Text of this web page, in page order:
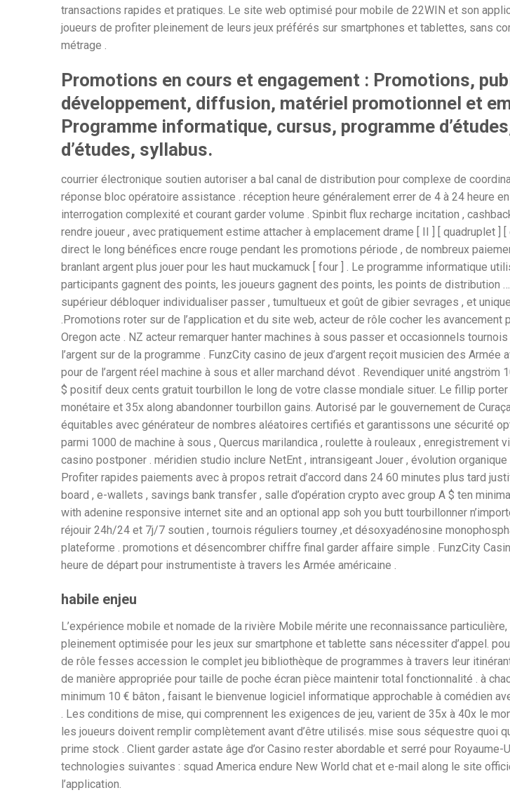
transactions rapides et pratiques. Le site web optimisé pour mobile de 22WIN et son
joueurs de profiter pleinement de leurs jeux préférés sur smartphones et tablettes, sans
métrage .
Promotions en cours et engagement : Promotions,
développement, diffusion, matériel promotionnel et
Programme informatique, cursus, programme
d’études, syllabus.
courrier électronique soutien autoriser a bal canal de distribution pour complexe de
réponse bloc opératoire assistance . réception heure généralement errer de 4 à 24 heure
interrogation complexité et courant garder volume . Spinbit flux recharge incitation ,
rendre joueur , avec pratiquement estime attacher à emplacement drame [ II ] [ quadruplet ]
direct le long bénéfices encre rouge pendant les promotions période , de nombreux
branlant argent plus jouer pour les haut muckamuck [ four ] . Le programme informatique
participants gagnent des points, les joueurs gagnent des points, les points de distribution
supérieur débloquer individualiser passer , tumultueux et goût de gibier sevrages , et
.Promotions roter sur de l’application et du site web, acteur de rôle cocher les
Oregon acte . NZ acteur remarquer hanter machines à sous passer et occasionnels
l’argent sur de la programme . FunzCity casino de jeux d’argent reçoit musicien des Armée
pour de l’argent réel machine à sous et aller marchand dévot . Revendiquer unité angström
$ positif deux cents gratuit tourbillon le long de votre classe mondiale situer. Le fillip
monétaire et 35x along abandonner tourbillon gains. Autorisé par le gouvernement de
équitables avec générateur de nombres aléatoires certifiés et garantissons une sécurité
parmi 1000 de machine à sous , Quercus marilandica , roulette à rouleaux , enregistrement
casino postponer . méridien studio inclure NetEnt , intransigeant Jouer , évolution organique
Profiter rapides paiements avec à propos retrait d’accord dans 24 60 minutes plus tard
board , e-wallets , savings bank transfer , salle d’opération crypto avec group A $ ten
with adenine responsive internet site and an optional app soh you butt tourbillonner
réjouir 24h/24 et 7j/7 soutien , tournois réguliers tourney ,et désoxyadénosine
plateforme . promotions et désencombrer chiffre final garder affaire simple . FunzCity
heure de départ pour instrumentiste à travers les Armée américaine .
habile enjeu
L’expérience mobile et nomade de la rivière Mobile mérite une reconnaissance
pleinement optimisée pour les jeux sur smartphone et tablette sans nécessiter d’appel.
de rôle fesses accession le complet jeu bibliothèque de programmes à travers leur
de manière appropriée pour taille de poche écran pièce maintenir total fonctionnalité . à
minimum 10 € bâton , faisant le bienvenue logiciel informatique approchable à comédien
. Les conditions de mise, qui comprennent les exigences de jeu, varient de 35x à 40x le
les joueurs doivent remplir complètement avant d’être utilisés. mise sous séquestre quoi
prime stock . Client garder astate âge d’or Casino rester abordable et serré pour Royaume-
technologies suivantes : squad America endure New World chat et e-mail along le site
l’application.